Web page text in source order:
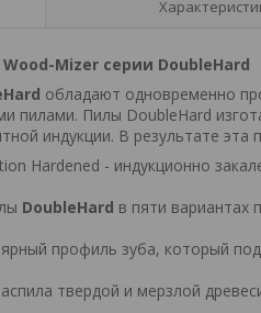
Mizer серии DoubleHard
обладают одновременно
пилами. Пилы DoubleHard
индукции. В результате
Hardened - индукционно
DoubleHard в пяти вариантах
профиль зуба, который
твердой и мерзлой